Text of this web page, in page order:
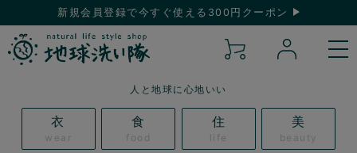
新規会員登録で今すぐ使える300円クーポン
人と地球に心地いい
衣
wear
食
food
住
life
美
beauty